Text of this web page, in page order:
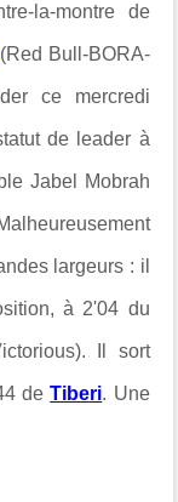
la-montre de
(Red Bull-BORA-
ce mercredi
de leader à
Jabel Mobrah
largeurs : il
à 2'04 du
Il sort
deTiberi. Une